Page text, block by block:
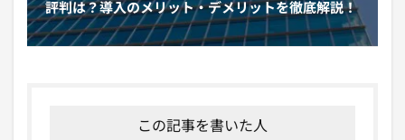
評判は？導入のメリット・デメリットを徹底解説！
この記事を書いた人